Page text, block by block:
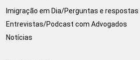
Imigração em Dia/Perguntas e respostas
Entrevistas/Podcast com Advogados
Notícias